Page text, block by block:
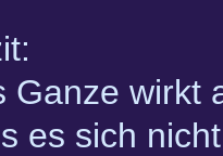
Ganze wirkt
es sich